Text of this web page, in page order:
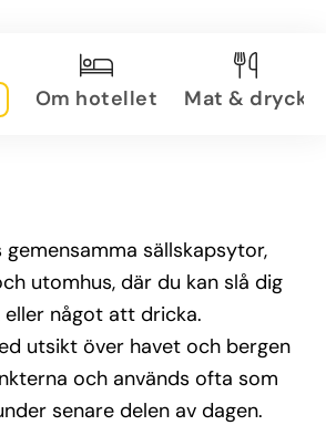
Om hotellet Mat & dryck
gemensamma sällskapsytor,
utomhus, där du kan slå dig
något att dricka.
utsikt över havet och bergen
och används ofta som
senare delen av dagen.